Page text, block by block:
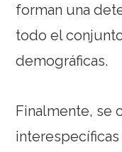
forman una
todo el
demográficas.
Finalmente, se